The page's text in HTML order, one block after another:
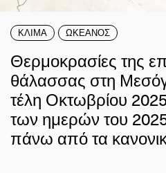
ΚΛΙΜΑ ΩΚΕΑΝΟΣ
Θερμοκρασίες της
θάλασσας στη
τέλη Οκτωβρίου
των ημερών του
πάνω από τα